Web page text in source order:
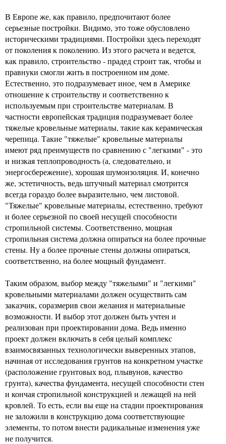
В Европе же, как правило, предпочитают более
серьезные постройки. Видимо, это тоже обусловлено
историческими традициями. Постройки здесь переходят
от поколения к поколению. Из этого расчета и ведется,
как правило, строительство - прадед строит так, чтобы и
правнуки смогли жить в построенном им доме.
Естественно, это подразумевает иное, чем в Америке
отношение к строительству и соответственно к
используемым при строительстве материалам. В
частности европейская традиция подразумевает более
тяжелые кровельные материалы, такие как керамическая
черепица. Такие "тяжелые" кровельные материалы
имеют ряд преимуществ по сравнению с "легкими" - это
и низкая теплопроводность (а, следовательно, и
энергосбережение), хорошая шумоизоляция. И, конечно
же, эстетичность, ведь штучный материал смотрится
всегда гораздо более выразительно, чем листовой.
"Тяжелые" кровельные материалы, естественно, требуют
и более серьезной по своей несущей способности
стропильной системы. Соответственно, мощная
стропильная система должна опираться на более прочные
стены. Ну а более прочные стены должны опираться,
соответственно, на более мощный фундамент.
Таким образом, выбор между "тяжелыми" и "легкими"
кровельными материалами должен осуществить сам
заказчик, соразмерив свои желания и материальные
возможности. И выбор этот должен быть учтен и
реализован при проектировании дома. Ведь именно
проект должен включать в себя целый комплекс
взаимосвязанных технологически выверенных этапов,
начиная от исследования грунтов на конкретном участке
(расположение грунтовых вод, плывунов, качество
грунта), качества фундамента, несущей способности стен
и кончая стропильной конструкцией и лежащей на ней
кровлей. То есть, если вы еще на стадии проектирования
не заложили в конструкцию дома соответствующие
элементы, то потом внести радикальные изменения уже
не получится.